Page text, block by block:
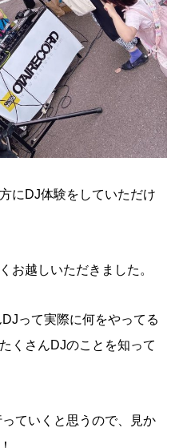
にDJ体験をしていただけ
お越しいただきました。
って実際に何をやってる
くさんDJのことを知って
ていくと思うので、見か